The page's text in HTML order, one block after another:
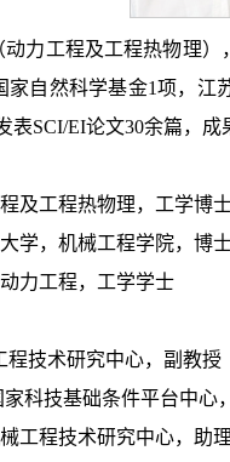
力工程及工程热物理
自然科学基金1项，
SCI/EI论文30余篇，
及工程热物理，工学博
学，机械工程学院，博
力工程，工学学士
程技术研究中心，副教授
家科技基础条件平台中心
工程技术研究中心，助